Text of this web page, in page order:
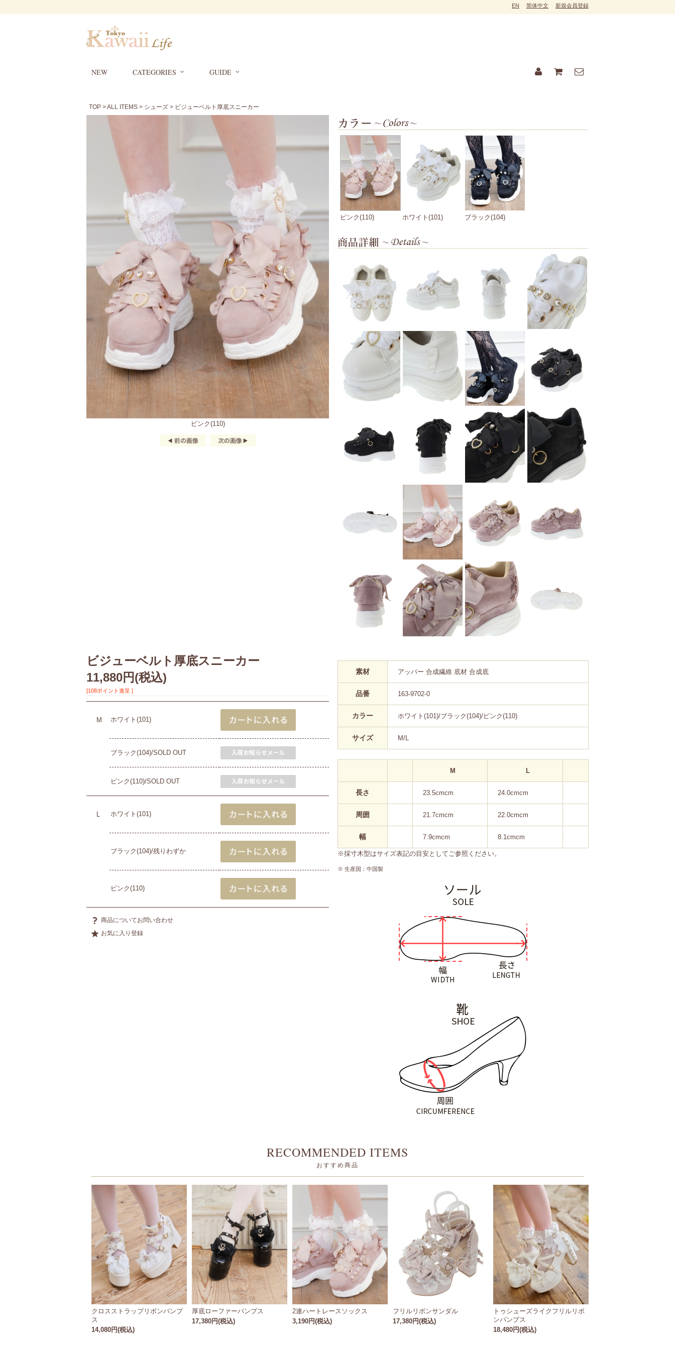
EN 简体中文 新規会員登録
NEW CATEGORIES GUIDE
TOP >ALL ITEMS > シューズ > ビジューベルト厚底スニーカー
ピンク(110) ホワイト(101) ブラック(104)
ピンク(110)
素材 アッパー 合成繊維 底材 合成底
品番 163-9702-0
カラー ホワイト(101)/ブラック(104)/ピンク(110)
サイズ M/L
M L
長さ 23.5cmcm 24.0cmcm
周囲 21.7cmcm 22.0cmcm
幅 7.9cmcm 8.1cmcm
※採寸木型はサイズ表記の目安としてご参照ください。
※ 生産国：中国製
ビジューベルト厚底スニーカー
11,880円(税込)
[108ポイント進呈 ]
M ホワイト(101)
ブラック(104)/SOLD OUT
ピンク(110)/SOLD OUT
L ホワイト(101)
ブラック(104)/残りわずか
ピンク(110)
RECOMMENDED ITEMS
おすすめ商品
クロスストラップリボンパンプ
ス
14,080円(税込)
厚底ローファーパンプス
17,380円(税込)
2連ハートレースソックス
3,190円(税込)
フリルリボンサンダル
17,380円(税込)
トゥシューズライクフリルリボ
ンパンプス
18,480円(税込)